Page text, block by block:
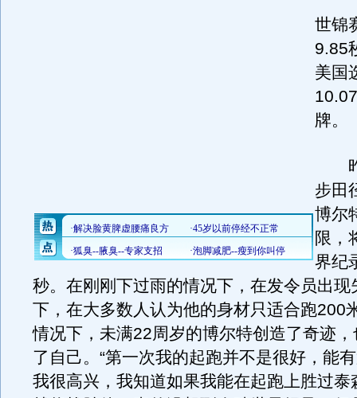
世锦
9.85
美国
牌。
昨
步田
博尔
限，
界纪
秒。在刚刚下过雨的情况下，在发令员出现
下，在大多数人认为他的身材只适合跑200
情况下，未满22周岁的博尔特创造了奇迹
了自己。“第一次我的起跑并不是很好，能
我很高兴，我知道如果我能在起跑上胜过泰